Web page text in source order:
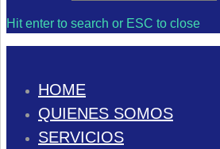
Hit enter to search or ESC to close
HOME
QUIENES SOMOS
SERVICIOS